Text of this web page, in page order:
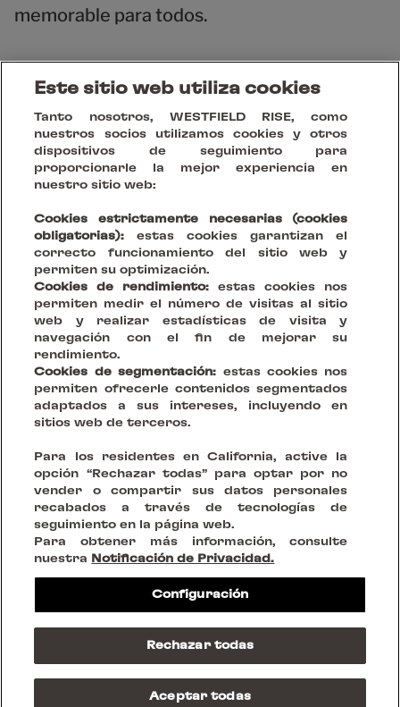
memorable para todos.
Obtén las últimas novedades y
estudios de casos
Crear lugares sostenibles que reinventen la convivencia
SÍGUENOS EN
Avisos legales
Políticas de privacidad
Cookies
Do Not Sell or Share my personnal information
Condiciones de Contratación
Este sitio web utiliza cookies
Tanto nosotros, WESTFIELD RISE, como
nuestros socios utilizamos cookies y otros
dispositivos de seguimiento para
proporcionarle la mejor experiencia en
nuestro sitio web:
Cookies estrictamente necesarias (cookies
obligatorias): estas cookies garantizan el
correcto funcionamiento del sitio web y
permiten su optimización.
Cookies de rendimiento: estas cookies nos
permiten medir el número de visitas al sitio
web y realizar estadísticas de visita y
navegación con el fin de mejorar su
rendimiento.
Cookies de segmentación: estas cookies nos
permiten ofrecerle contenidos segmentados
adaptados a sus intereses, incluyendo en
sitios web de terceros.
Para los residentes en California, active la
opción “Rechazar todas” para optar por no
vender o compartir sus datos personales
recabados a través de tecnologías de
seguimiento en la página web.
Para obtener más información, consulte
nuestra
Notificación de Privacidad.
Configuración
Rechazar todas
Aceptar todas